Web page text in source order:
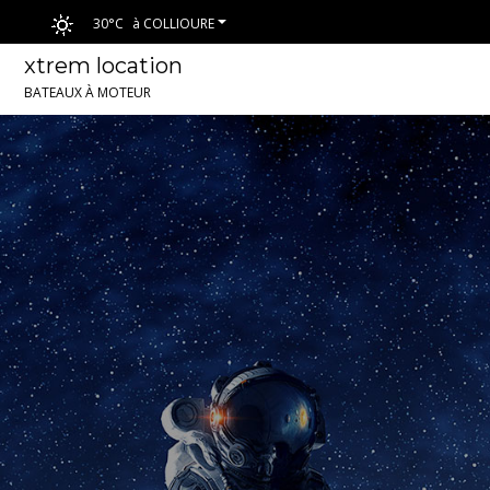
30°C à COLLIOURE
xtrem location
BATEAUX À MOTEUR